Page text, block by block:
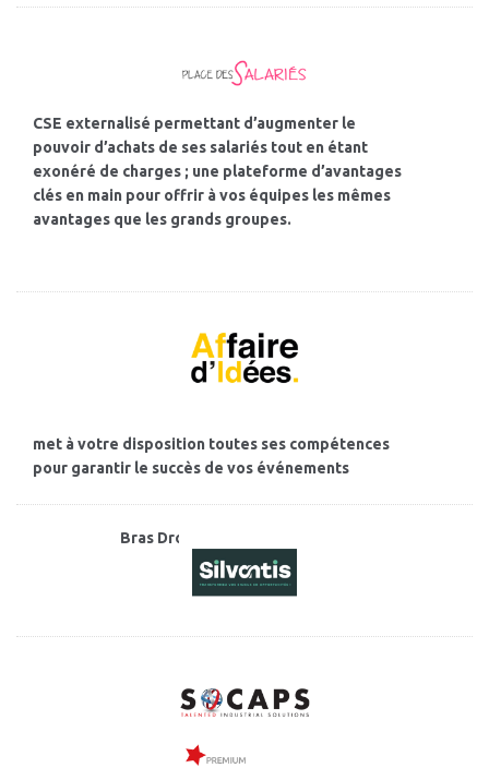
CSE externalisé permettant d’augmenter le
pouvoir d’achats de ses salariés tout en étant
exonéré de charges ; une plateforme d’avantages
clés en main pour offrir à vos équipes les mêmes
avantages que les grands groupes.
met à votre disposition toutes ses compétences
pour garantir le succès de vos événements
Bras Droit du Dirigeant